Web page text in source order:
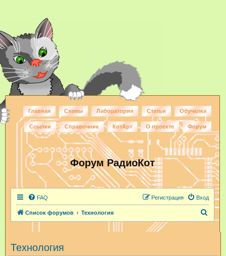
Главная Схемы Лаборатория Статьи Обучалка
Ссылки Справочник КотАрт О проекте Форум
Форум РадиоКот
FAQ Вход
Регистрация
Список форумов Технология
Технология